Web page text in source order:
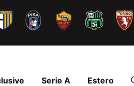
Serie A Estero